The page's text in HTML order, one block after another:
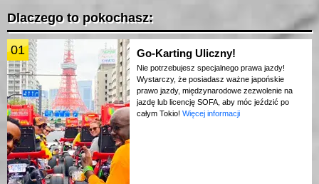
Dlaczego to pokochasz:
01 Go-Karting Uliczny!
Nie potrzebujesz specjalnego prawa jazdy!
Wystarczy, że posiadasz ważne japońskie
prawo jazdy, międzynarodowe zezwolenie na
jazdę lub licencję SOFA, aby móc jeździć po
całym Tokio! Więcej informacji